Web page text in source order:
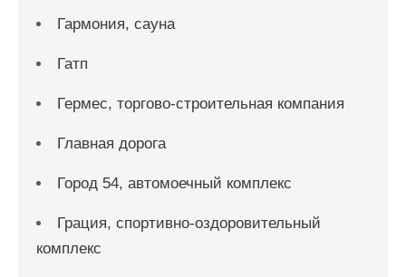
Гармония, сауна
Гатп
Гермес, торгово-строительная компания
Главная дорога
Город 54, автомоечный комплекс
Грация, спортивно-оздоровительный
комплекс